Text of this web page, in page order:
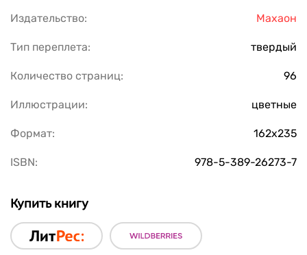
Издательство: Махаон
Тип переплета: твердый
Количество страниц: 96
Иллюстрации: цветные
Формат: 162х235
ISBN: 978-5-389-26273-7
Купить книгу